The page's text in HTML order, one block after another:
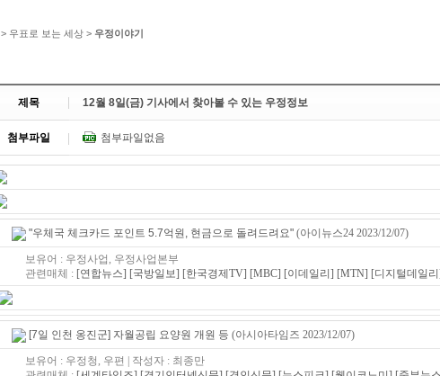
> 우표로 보는 세상 > 우정이야기
제목 12월 8일(금) 기사에서 찾아볼 수 있는 우정정보
첨부파일 첨부파일없음
"우체국 체크카드 포인트 5.7억원, 현금으로 돌려드려요" (아이뉴스24 2023/12/07)
보유어 : 우정사업, 우정사업본부
관련매체 : [연합뉴스] [국방일보] [한국경제TV] [MBC] [이데일리] [MTN] [디지털데일
[7일 인천 옹진군] 자월공립 요양원 개원 등 (아시아타임즈 2023/12/07)
보유어 : 우정청, 우편 | 작성자 : 최종만